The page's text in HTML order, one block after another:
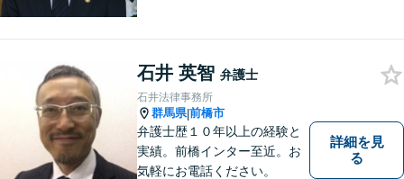
石井 英智 弁護士
石井法律事務所
群馬県|前橋市
弁護士歴１０年以上の経験と
実績。前橋インター至近。お
気軽にお電話ください。
詳細を見
る